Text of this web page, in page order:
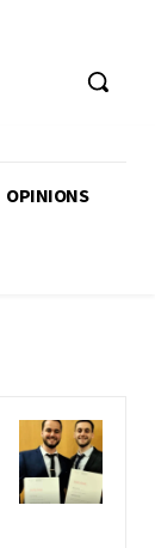
OPINIONS